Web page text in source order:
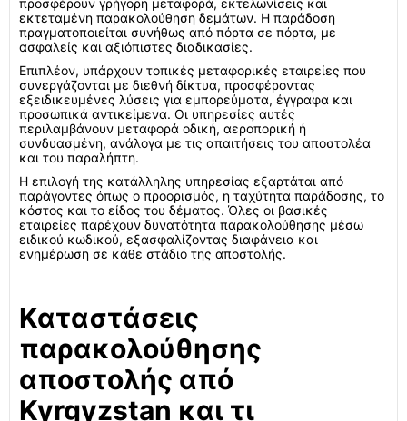
προσφέρουν γρήγορη μεταφορά, εκτελωνίσεις και
εκτεταμένη παρακολούθηση δεμάτων. Η παράδοση
πραγματοποιείται συνήθως από πόρτα σε πόρτα, με
ασφαλείς και αξιόπιστες διαδικασίες.
Επιπλέον, υπάρχουν τοπικές μεταφορικές εταιρείες που
συνεργάζονται με διεθνή δίκτυα, προσφέροντας
εξειδικευμένες λύσεις για εμπορεύματα, έγγραφα και
προσωπικά αντικείμενα. Οι υπηρεσίες αυτές
περιλαμβάνουν μεταφορά οδική, αεροπορική ή
συνδυασμένη, ανάλογα με τις απαιτήσεις του αποστολέα
και του παραλήπτη.
Η επιλογή της κατάλληλης υπηρεσίας εξαρτάται από
παράγοντες όπως ο προορισμός, η ταχύτητα παράδοσης, το
κόστος και το είδος του δέματος. Όλες οι βασικές
εταιρείες παρέχουν δυνατότητα παρακολούθησης μέσω
ειδικού κωδικού, εξασφαλίζοντας διαφάνεια και
ενημέρωση σε κάθε στάδιο της αποστολής.
Καταστάσεις
παρακολούθησης
αποστολής από
Kyrgyzstan και τι